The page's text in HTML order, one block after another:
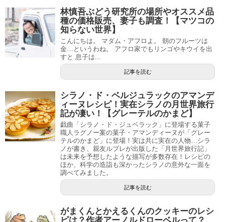
林慎吾ぶどう研究所の場所やオススメ品
種の価格販売、妻子も調査！【マツコの
知らない世界】
こんにちは。 マダム・アフロよ。 朝のフルーツは
金…というわね。 アフロ家でもリンゴやキウイを出
すと 息子は...
記事を読む
シラノ・ド・ベルジュラックのアマンデ
ィーヌレシピ！実在シラノの月世界旅行
記が凄い！【グレーテルのかまど】
戯曲「シラノ・ド・ジュベラック」に登場する菓子
職人ラグノー案の菓子・アマンディーヌが「グレー
テルのかまど」に登場！実は共に実在の人物…シラ
ノが書き、親友ルブレが出版した「月世界旅行記」
は未来を予想したような描写が多数存在！レシピの
ほか、科学の造詣も深かったシラノの意外な一面を
調べてみました。
記事を読む
がまくんとかえるくんのクッキーのレシ